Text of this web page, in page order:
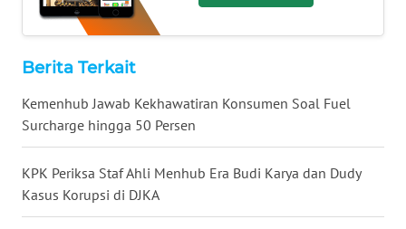
Berita Terkait
Kemenhub Jawab Kekhawatiran Konsumen Soal Fuel
Surcharge hingga 50 Persen
KPK Periksa Staf Ahli Menhub Era Budi Karya dan Dudy
Kasus Korupsi di DJKA
WN
SERAMBI
WN
JAMBI